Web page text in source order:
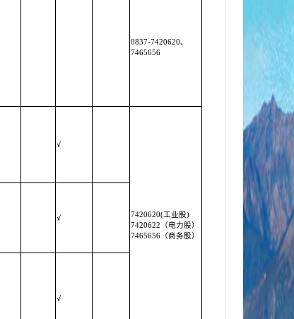
0837-7420620、
7465656
√
7420620(工业股)
7420622（电力股）
7465656（商务股）
√
√